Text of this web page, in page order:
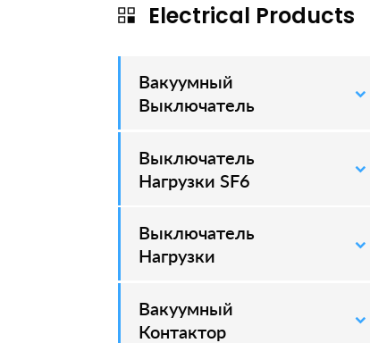
Electrical Products
Вакуумный
Выключатель
–
Выключатель
Нагрузки SF6
–
Выключатель
Нагрузки
–
Вакуумный
Контактор
–